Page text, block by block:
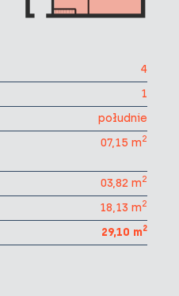
4
1
południe
07,15 m2
03,82 m2
18,13 m2
29,10 m2